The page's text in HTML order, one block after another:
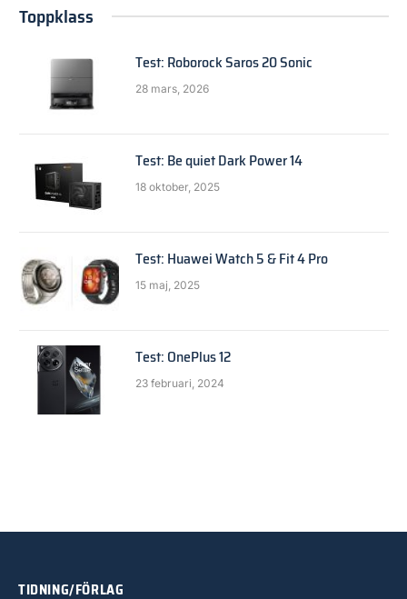
Toppklass
Test: Roborock Saros 20 Sonic
28 mars, 2026
Test: Be quiet Dark Power 14
18 oktober, 2025
Test: Huawei Watch 5 & Fit 4 Pro
15 maj, 2025
Test: OnePlus 12
23 februari, 2024
TIDNING/FÖRLAG